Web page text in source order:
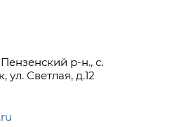
р-н., с.
ул. Светлая, д.12